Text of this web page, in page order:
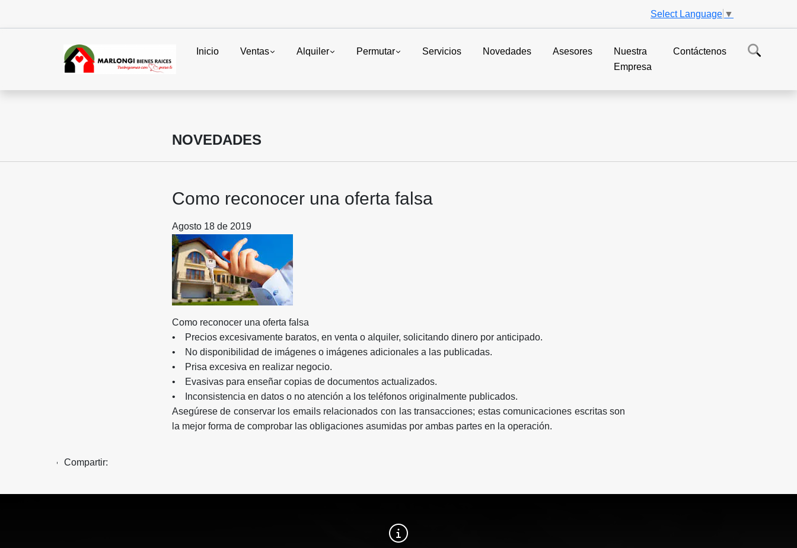
Select Language ▼
Inicio Ventas Alquiler Permutar Servicios Novedades Asesores
Nuestra
Empresa
Contáctenos
NOVEDADES
Como reconocer una oferta falsa
Agosto 18 de 2019
Como reconocer una oferta falsa
• Precios excesivamente baratos, en venta o alquiler, solicitando dinero por anticipado.
• No disponibilidad de imágenes o imágenes adicionales a las publicadas.
• Prisa excesiva en realizar negocio.
• Evasivas para enseñar copias de documentos actualizados.
• Inconsistencia en datos o no atención a los teléfonos originalmente publicados.
Asegúrese de conservar los emails relacionados con las transacciones; estas comunicaciones escritas son
la mejor forma de comprobar las obligaciones asumidas por ambas partes en la operación.
Compartir: